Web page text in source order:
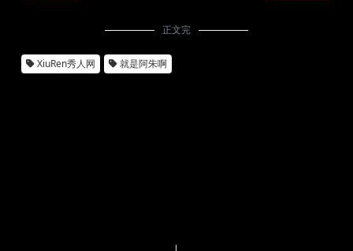
正文完
XiuRen秀人网 就是阿朱啊